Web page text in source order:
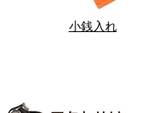
小銭入れ